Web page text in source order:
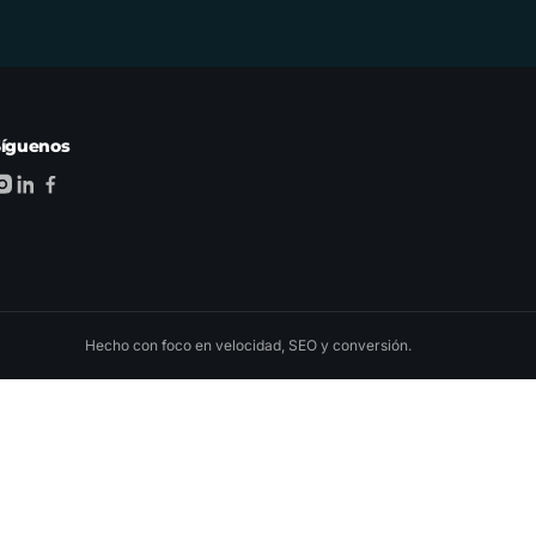
Hecho con foco en velocidad, SEO y conversión.